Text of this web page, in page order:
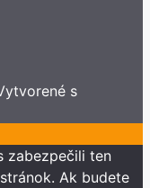
s
zabezpečili ten
Ak budete